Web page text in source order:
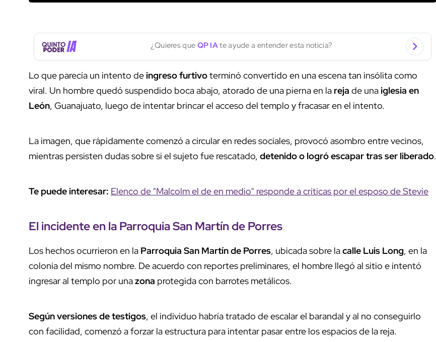
¿Quieres que QP IAte ayude a entender esta noticia?
Lo que parecía un intento deingreso furtivoterminó convertido en una escena tan insólita como
viral. Un hombre quedó suspendido boca abajo, atorado de una pierna en la reja de unaiglesia en
León, Guanajuato, luego de intentar brincar el acceso del templo y fracasar en el intento.
La imagen, que rápidamente comenzó a circular en redes sociales, provocó asombro entre vecinos,
mientras persisten dudas sobre si el sujeto fue rescatado, detenido o logró escapar tras ser liberado.
Te puede interesar: Elenco de "Malcolm el de en medio" responde a críticas por el esposo de Stevie
El incidente en laParroquia San Martín de Porres
Los hechos ocurrieron en la Parroquia San Martín de Porres, ubicada sobre lacalle Luis Long, en la
colonia del mismo nombre. De acuerdo con reportes preliminares, el hombre llegó al sitio e intentó
ingresar al templo por unazona protegida con barrotes metálicos.
Según versiones de testigos, el individuo habría tratado de escalar el barandal y al no conseguirlo
con facilidad, comenzó a forzar la estructura para intentar pasar entre los espacios de la reja.